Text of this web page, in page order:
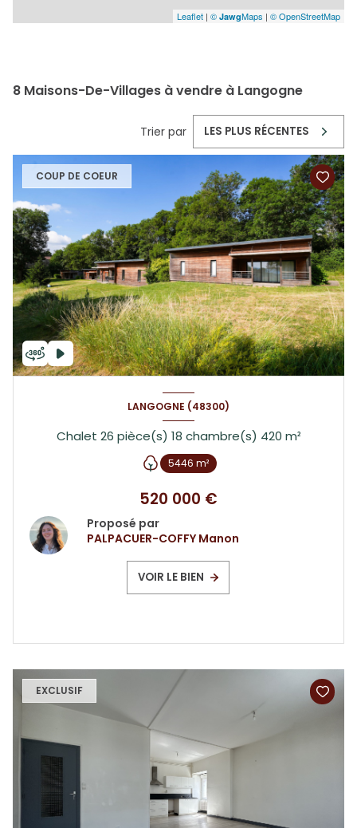
Leaflet | © JawgMaps | © OpenStreetMap
8 Maisons-De-Villages à vendre à Langogne
Trier par LES PLUS RÉCENTES
COUP DE COEUR
LANGOGNE (48300)
Chalet 26 pièce(s) 18 chambre(s) 420 m²
5446 m²
520 000 €
Proposé par
PALPACUER-COFFY Manon
VOIR LE BIEN
EXCLUSIF